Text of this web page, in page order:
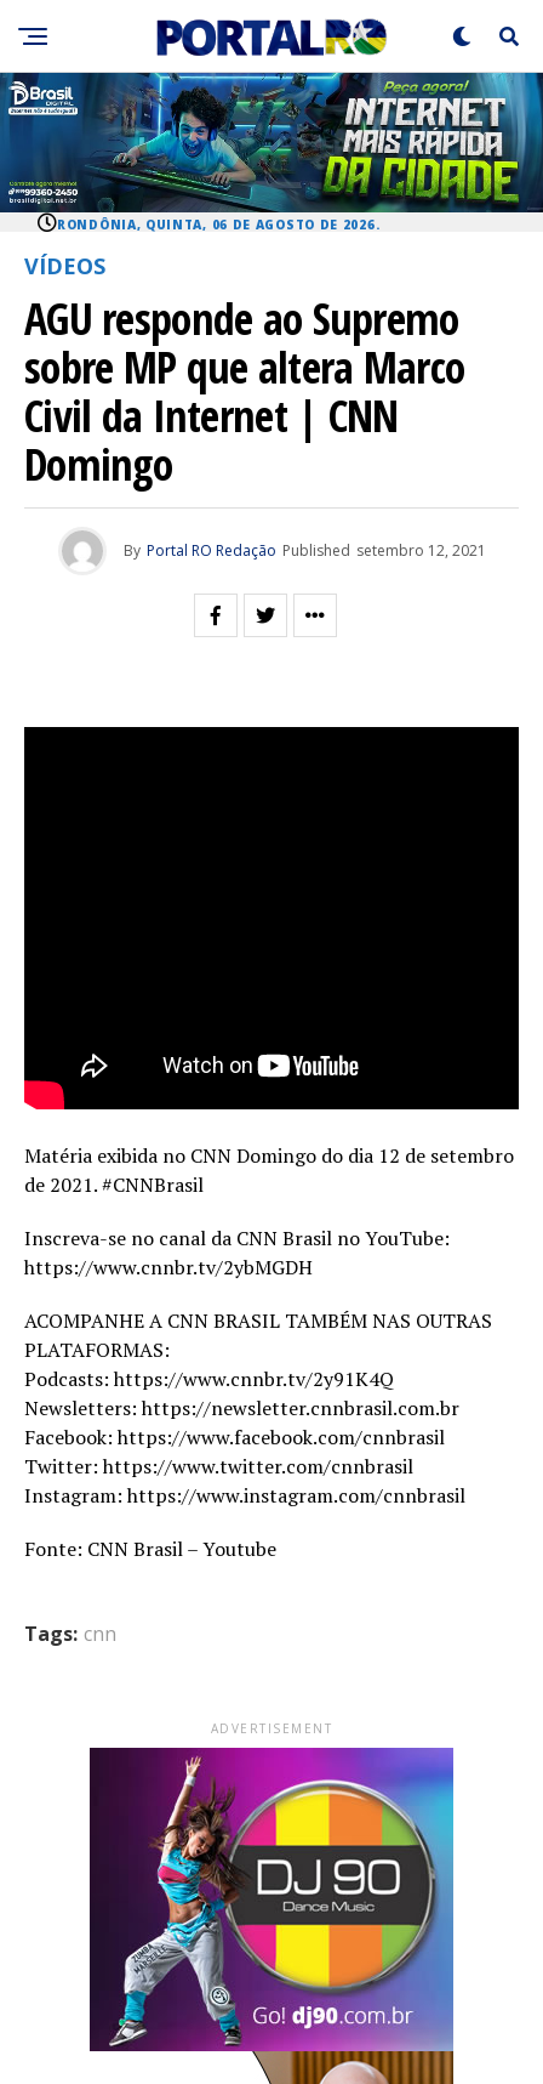
RONDÔNIA, QUINTA, 06 DE AGOSTO DE 2026.
VÍDEOS
AGU responde ao Supremo
sobre MP que altera Marco
Civil da Internet | CNN
Domingo
By Portal RO Redação Published setembro 12, 2021
Matéria exibida no CNN Domingo do dia 12 de setembro
de 2021. #CNNBrasil
Inscreva-se no canal da CNN Brasil no YouTube:
https://www.cnnbr.tv/2ybMGDH
ACOMPANHE A CNN BRASIL TAMBÉM NAS OUTRAS
PLATAFORMAS:
Podcasts: https://www.cnnbr.tv/2y91K4Q
Newsletters: https://newsletter.cnnbrasil.com.br
Facebook: https://www.facebook.com/cnnbrasil
Twitter: https://www.twitter.com/cnnbrasil
Instagram: https://www.instagram.com/cnnbrasil
Fonte: CNN Brasil – Youtube
Tags: cnn
ADVERTISEMENT